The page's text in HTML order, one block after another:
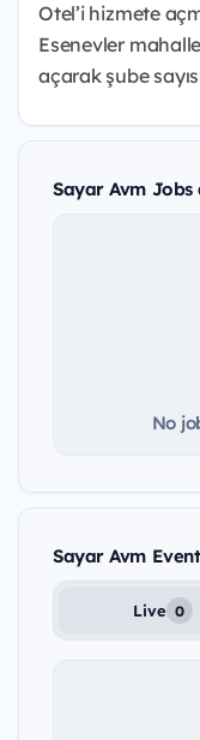
Otel’i hizmete
Esenevler
açarak şube
Sayar Avm
No
Sayar Avm
Live 0